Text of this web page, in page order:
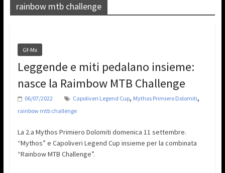
rainbow mtb challenge
Gf-Mx
Leggende e miti pedalano insieme:
nasce la Raimbow MTB Challenge
06/07/2022 Capoliveri Legend Cup, Mythos Primiero Dolomiti,
rainbow mtb challenge
La 2.a Mythos Primiero Dolomiti domenica 11 settembre.
“Mythos” e Capoliveri Legend Cup insieme per la combinata
“Rainbow MTB Challenge”.